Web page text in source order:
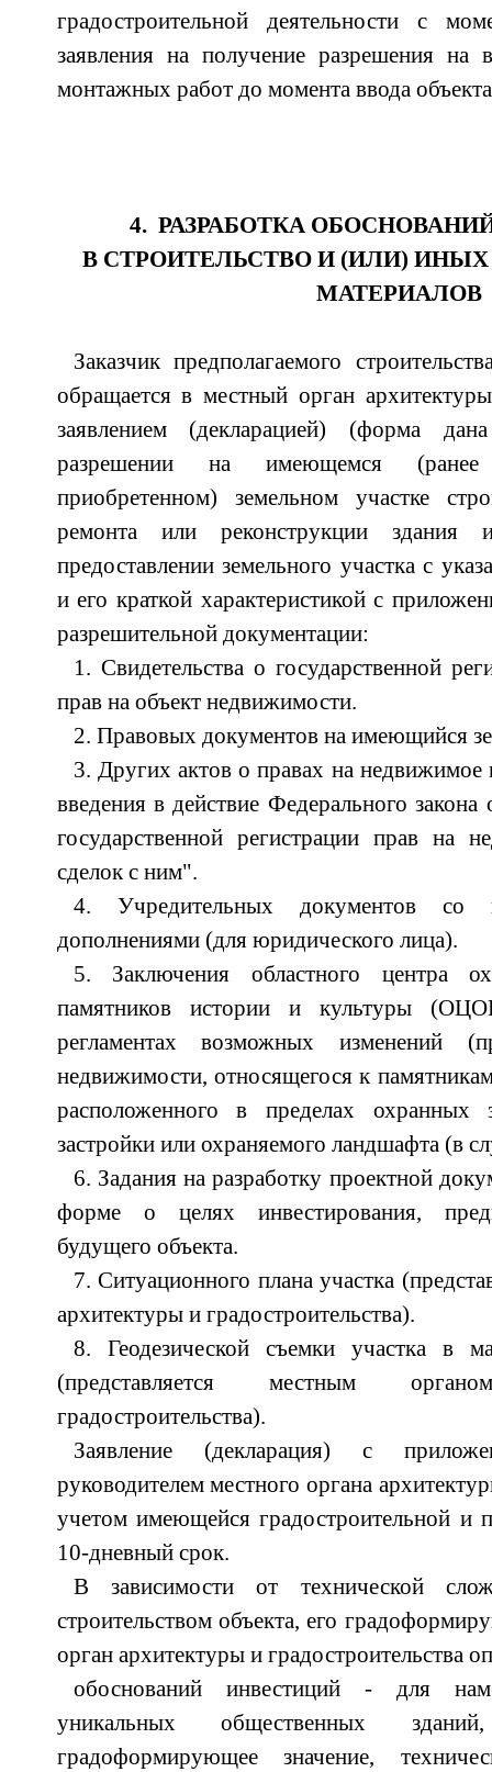
градостроительной деятельности с
заявления на получение разрешения на
монтажных работ до момента ввода
4. РАЗРАБОТКА
В СТРОИТЕЛЬСТВО И (ИЛИ)
МАТЕРИАЛОВ
Заказчик предполагаемого
обращается в местный орган
заявлением (декларацией) (форма
разрешении на имеющемся (ранее
приобретенном) земельном участке
ремонта или реконструкции
предоставлении земельного участка с
и его краткой характеристикой с
разрешительной документации:
1. Свидетельства о государственной
прав на объект недвижимости.
2. Правовых документов на имеющийся
3. Других актов о правах на
введения в действие Федерального
государственной регистрации прав на
сделок с ним".
4. Учредительных документов со
дополнениями (для юридического лица).
5. Заключения областного центра
памятников истории и культуры
регламентах возможных изменений
недвижимости, относящегося к
расположенного в пределах охранных
застройки или охраняемого ландшафта (в
6. Задания на разработку проектной
форме о целях инвестирования,
будущего объекта.
7. Ситуационного плана участка
архитектуры и градостроительства).
8. Геодезической съемки участка в
(представляется местным
градостроительства).
Заявление (декларация) с
руководителем местного органа
учетом имеющейся градостроительной и
10-дневный срок.
В зависимости от технической
строительством объекта, его
орган архитектуры и градостроительства
обоснований инвестиций - для
уникальных общественных
градоформирующее значение,